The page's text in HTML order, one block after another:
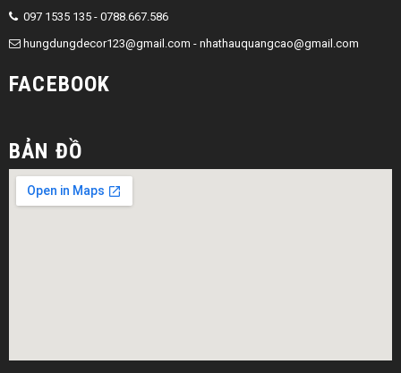
097 1535 135 - 0788.667.586
hungdungdecor123@gmail.com - nhathauquangcao@gmail.com
FACEBOOK
BẢN ĐỒ